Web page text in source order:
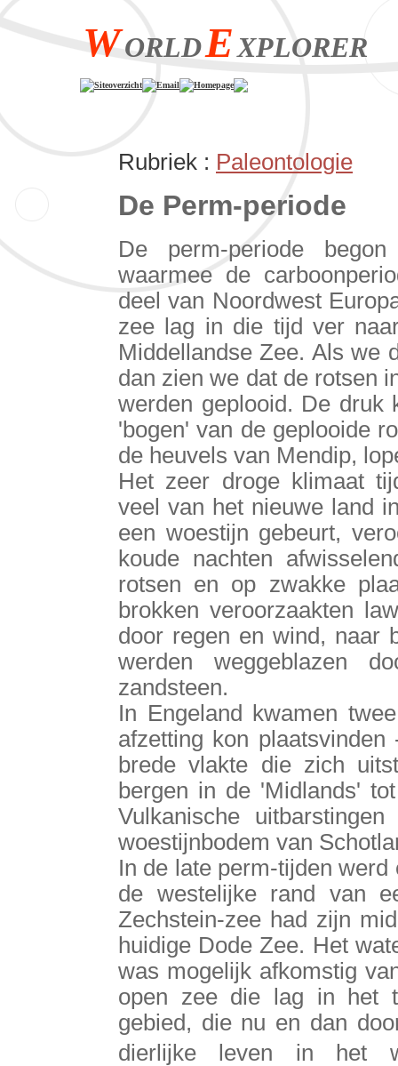
WORLDEXPLORER
Siteoverzicht Email Homepage
Rubriek : Paleontologie
De Perm-periode
De perm-periode
waarmee de
deel van Noordwest
zee lag in die tijd ver
Middellandse Zee. Als we
dan zien we dat de rotsen
werden geplooid. De druk
'bogen' van de geplooide
de heuvels van Mendip,
Het zeer droge klimaat
veel van het nieuwe land
een woestijn gebeurt,
koude nachten
rotsen en op zwakke
brokken veroorzaakten
door regen en wind, naar
werden weggeblazen
zandsteen.
In Engeland kwamen
afzetting kon
brede vlakte die zich
bergen in de 'Midlands'
Vulkanische
woestijnbodem van
In de late perm-tijden
de westelijke rand van
Zechstein-zee had zijn
huidige Dode Zee. Het
was mogelijk afkomstig
open zee die lag in het
gebied, die nu en dan
dierlijke leven in het